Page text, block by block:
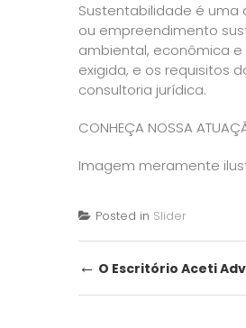
Sustentabilidade é
ou empreendimento
ambiental, econômica
exigida, e os requisitos
consultoria jurídica.
CONHEÇA NOSSA
Imagem meramente
Posted in Slider
Post
navigation
← O Escritório Aceti